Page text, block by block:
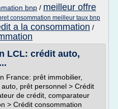
bnp / meilleur offre
consommation meilleur taux bnp
a la consommation /
LCL: crédit auto,
France: prêt immobilier,
prêt personnel > Crédit
de crédit, comparateur
> Crédit consommation